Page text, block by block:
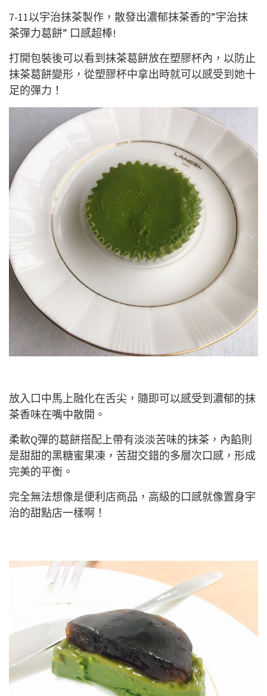
7-11以宇治抹茶製作，散發出濃郁抹茶香的”宇治抹
茶彈力葛餅” 口感超棒!
打開包裝後可以看到抹茶葛餅放在塑膠杯內，以防止
抹茶葛餅變形，從塑膠杯中拿出時就可以感受到她十
足的彈力！
放入口中馬上融化在舌尖，隨即可以感受到濃郁的抹
茶香味在嘴中散開。
柔軟Q彈的葛餅搭配上帶有淡淡苦味的抹茶，內餡則
是甜甜的黑糖蜜果凍，苦甜交錯的多層次口感，形成
完美的平衡。
完全無法想像是便利店商品，高級的口感就像置身宇
治的甜點店一樣啊！